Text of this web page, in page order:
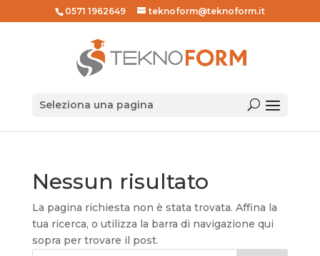
0571 1962649 teknoform@teknoform.it
Seleziona una pagina
Nessun risultato
La pagina richiesta non è stata trovata. Affina la
tua ricerca, o utilizza la barra di navigazione qui
sopra per trovare il post.